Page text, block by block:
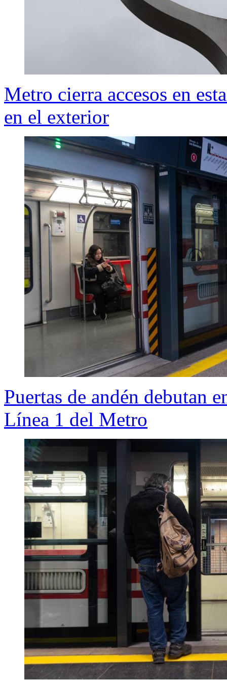
Metro cierra accesos en
en el exterior
Puertas de andén debutan
Línea 1 del Metro